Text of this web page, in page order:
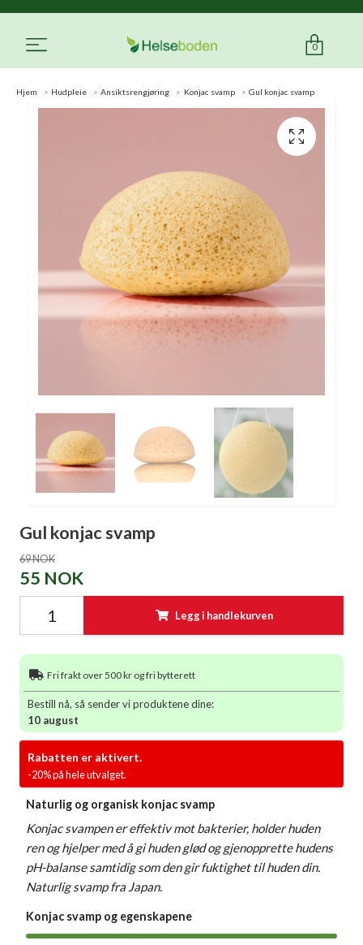
0
Hjem Hudpleie Ansiktsrengjøring Konjac svamp Gul konjac svamp
Gul konjac svamp
69 NOK
55 NOK
Legg i handlekurven
Fri frakt over 500 kr og fri bytterett
Bestill nå, så sender vi produktene dine:
10 august
Rabatten er aktivert.
-20% på hele utvalget.
Naturlig og organisk konjac svamp
Konjac svampen er effektiv mot bakterier, holder huden
ren og hjelper med å gi huden glød og gjenopprette hudens
pH-balanse samtidig som den gir fuktighet til huden din.
Naturlig svamp fra Japan.
Konjac svamp og egenskapene